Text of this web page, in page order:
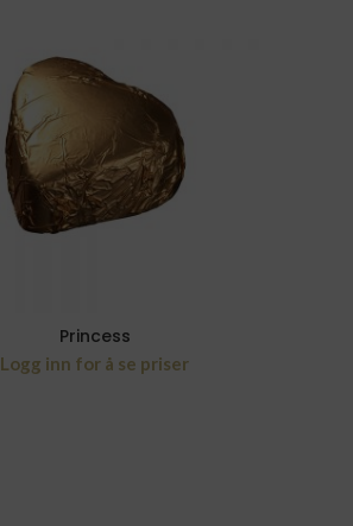
Princess
Logg inn for å se priser